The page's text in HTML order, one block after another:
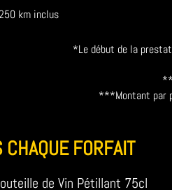
km inclus
*Le début de la
***Montant par
FORFAIT
de Vin Pétillant 75cl